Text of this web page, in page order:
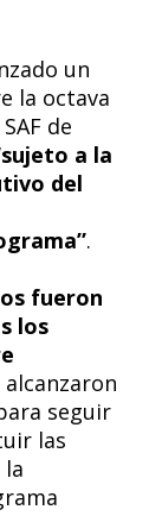
un
la octava
de
a la
del
.
fueron
los
alcanzaron
seguir
las